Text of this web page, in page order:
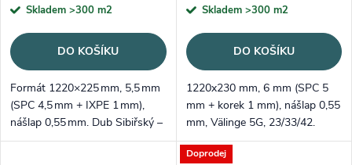
Skladem >300 m2
DO KOŠÍKU
Formát 1220×225 mm, 5,5 mm
(SPC 4,5 mm + IXPE 1 mm),
nášlap 0,55 mm. Dub Sibiřský –
velmi světlý krémový tón, který
Skladem >300 m2
DO KOŠÍKU
1220x230 mm, 6 mm (SPC 5
mm + korek 1 mm), nášlap 0,55
mm, Välinge 5G, 23/33/42.
Nadčasový přírodní dub,
registrovaný emboss.
Doprodej